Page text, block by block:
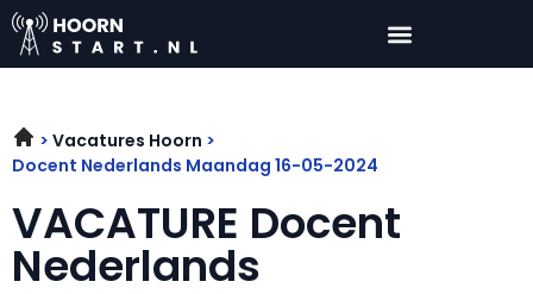
Vacatures Hoorn
Docent Nederlands Maandag 16-05-2024
VACATURE Docent
Nederlands